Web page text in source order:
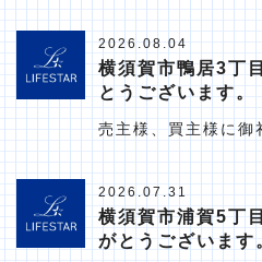
2026.08.04
横須賀市鴨居3丁
とうございます。
売主様、買主様に御
2026.07.31
横須賀市浦賀5丁
がとうございます